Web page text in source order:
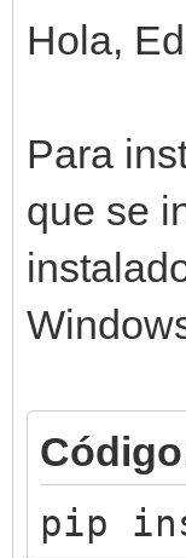
Hola,
Para
que se
pip